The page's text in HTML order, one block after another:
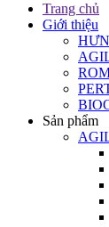
Trang chủ
Giới thiệu
Sản phẩm